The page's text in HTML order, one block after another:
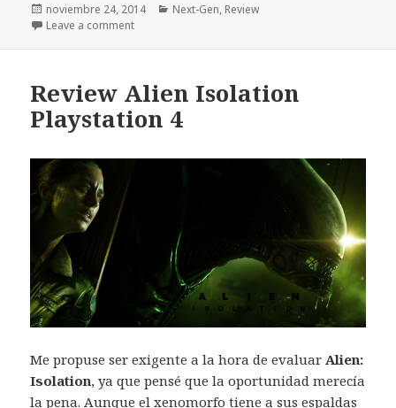
Publicado
el
noviembre 24, 2014 Categorías
Next-Gen, Review
Leave a comment
Review Alien Isolation
Playstation 4
Me propuse ser exigente a la hora de evaluar Alien:
Isolation, ya que pensé que la oportunidad merecía
la pena. Aunque el xenomorfo tiene a sus espaldas